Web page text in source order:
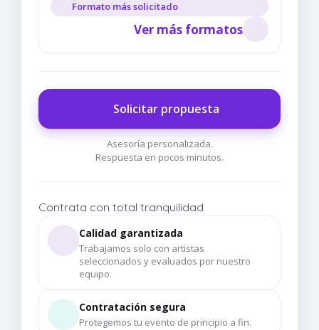
Formato más solicitado
Ver más formatos
Solicitar propuesta
Asesoría personalizada.
Respuesta en pocos minutos.
Contrata con total tranquilidad
Calidad garantizada
Trabajamos solo con artistas
seleccionados y evaluados por nuestro
equipo.
Contratación segura
Protegemos tu evento de principio a fin.